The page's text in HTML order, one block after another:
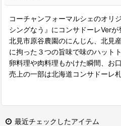
コーチャンフォーマルシェのオリ
シングなう』にコンサドーレVerが
北見市原谷農園のにんじん、北見
に拘った３つの旨味で味のハット
卵料理や肉料理もかけた瞬間、お
売上の一部は北海道コンサドーレ
最近チェックしたアイテム